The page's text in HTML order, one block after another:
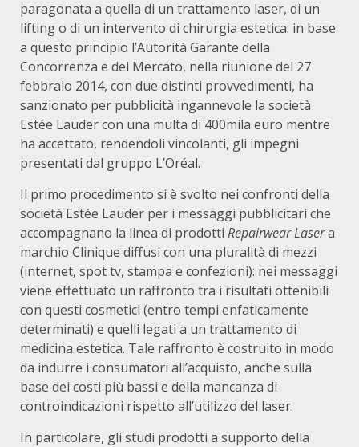
paragonata a quella di un trattamento laser, di un
lifting o di un intervento di chirurgia estetica: in base
a questo principio l’Autorità Garante della
Concorrenza e del Mercato, nella riunione del 27
febbraio 2014, con due distinti provvedimenti, ha
sanzionato per pubblicità ingannevole la società
Estée Lauder con una multa di 400mila euro mentre
ha accettato, rendendoli vincolanti, gli impegni
presentati dal gruppo L’Oréal.
Il primo procedimento si è svolto nei confronti della
società Estée Lauder per i messaggi pubblicitari che
accompagnano la linea di prodotti Repairwear Lasera
marchio Clinique diffusi con una pluralità di mezzi
(internet, spot tv, stampa e confezioni): nei messaggi
viene effettuato un raffronto tra i risultati ottenibili
con questi cosmetici (entro tempi enfaticamente
determinati) e quelli legati a un trattamento di
medicina estetica. Tale raffronto è costruito in modo
da indurre i consumatori all’acquisto, anche sulla
base dei costi più bassi e della mancanza di
controindicazioni rispetto all’utilizzo del laser.
In particolare, gli studi prodotti a supporto della